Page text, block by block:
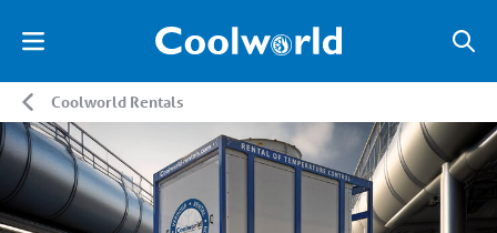
Coolworld Rentals